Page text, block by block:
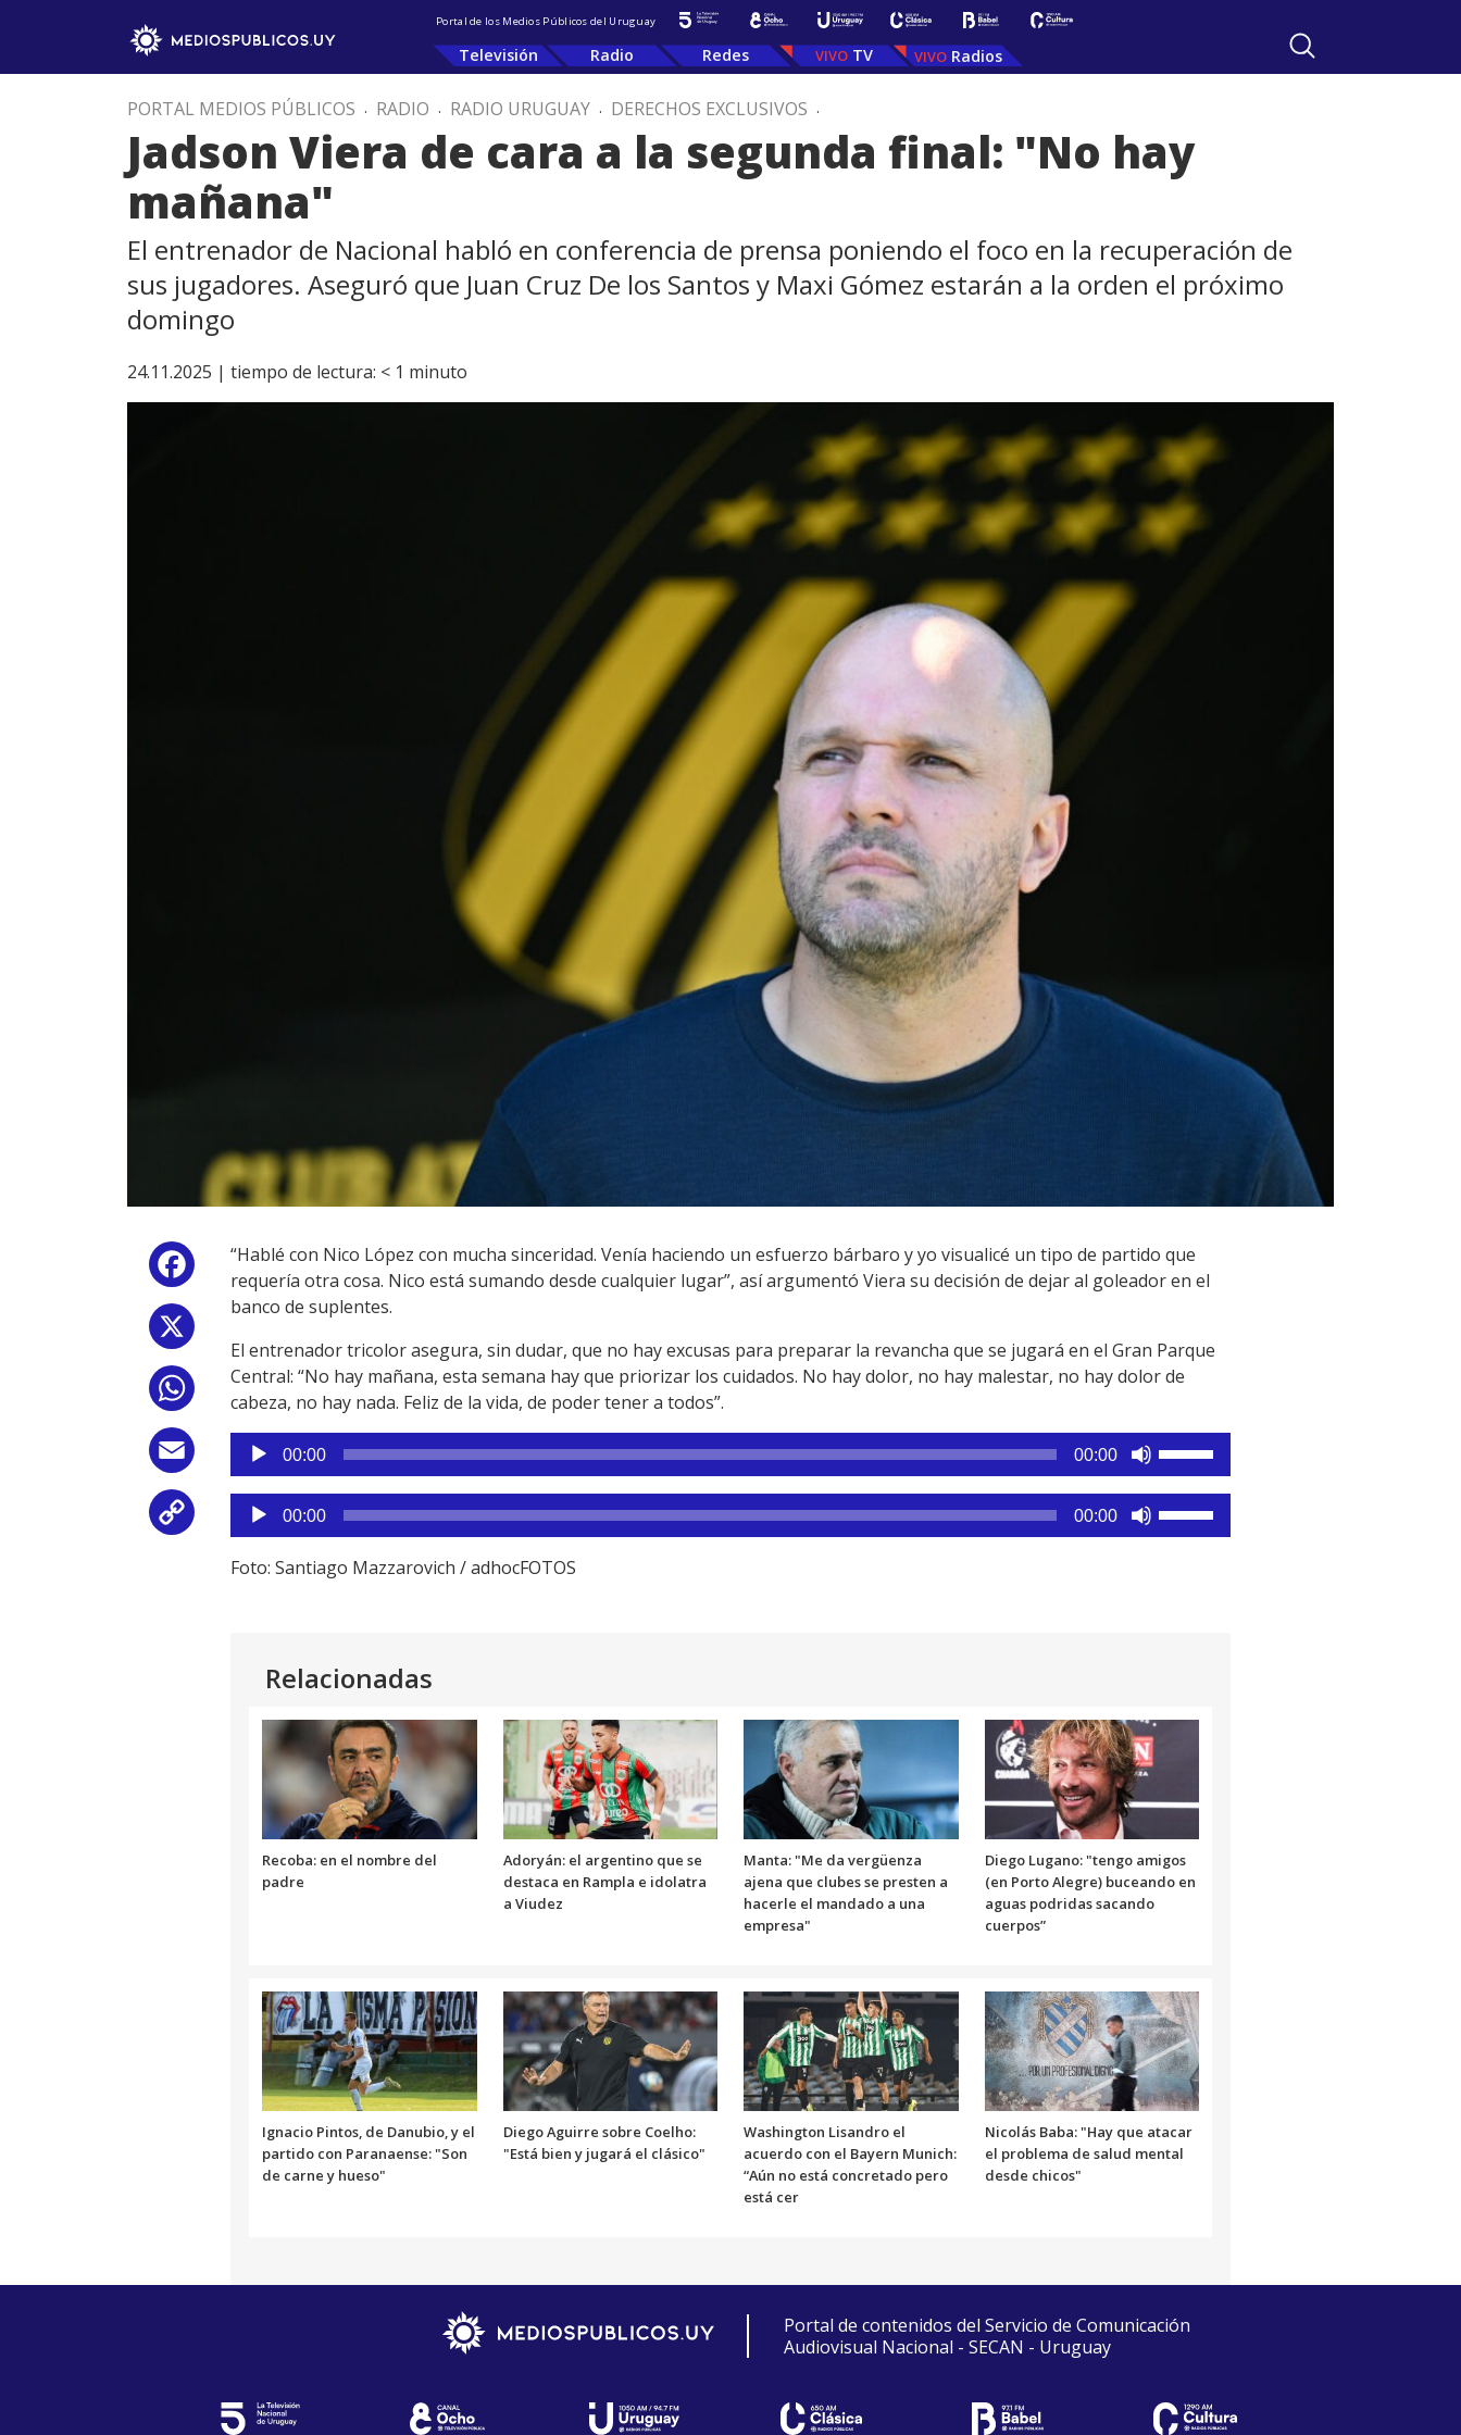
Portal de los Medios Públicos del Uruguay
Televisión Radio Redes TV Radios
PORTAL MEDIOS PÚBLICOS . RADIO . RADIO URUGUAY . DERECHOS EXCLUSIVOS .
Jadson Viera de cara a la segunda final: "No hay
mañana"
El entrenador de Nacional habló en conferencia de prensa poniendo el foco en la recuperación de
sus jugadores. Aseguró que Juan Cruz De los Santos y Maxi Gómez estarán a la orden el próximo
domingo
24.11.2025 | tiempo de lectura: < 1 minuto
Facebook
WhatsApp
Link
“Hablé con Nico López con mucha sinceridad. Venía haciendo un esfuerzo bárbaro y yo visualicé un tipo de partido que
requería otra cosa. Nico está sumando desde cualquier lugar”, así argumentó Viera su decisión de dejar al goleador en el
banco de suplentes.
El entrenador tricolor asegura, sin dudar, que no hay excusas para preparar la revancha que se jugará en el Gran Parque
Central: “No hay mañana, esta semana hay que priorizar los cuidados. No hay dolor, no hay malestar, no hay dolor de
cabeza, no hay nada. Feliz de la vida, de poder tener a todos”.
Reproductor
de
audio
00:00 00:00
teclas
de
Reproductor
de
audio
00:00 00:00
Foto: Santiago Mazzarovich / adhocFOTOS
Relacionadas
Recoba: en el nombre del
padre
Adoryán: el argentino que se
destaca en Rampla e idolatra
a Viudez
Manta: "Me da vergüenza
ajena que clubes se presten a
hacerle el mandado a una
empresa"
Diego Lugano: "tengo amigos
(en Porto Alegre) buceando en
aguas podridas sacando
cuerpos”
Ignacio Pintos, de Danubio, y el
partido con Paranaense: "Son
de carne y hueso"
Diego Aguirre sobre Coelho:
"Está bien y jugará el clásico"
Washington Lisandro el
acuerdo con el Bayern Munich:
“Aún no está concretado pero
está cer
Nicolás Baba: "Hay que atacar
el problema de salud mental
desde chicos"
Portal de contenidos del Servicio de Comunicación
Audiovisual Nacional - SECAN - Uruguay